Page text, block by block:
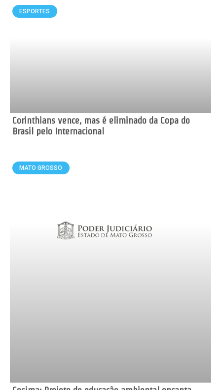
ESPORTES
Corinthians vence, mas é eliminado da Copa do
Brasil pelo Internacional
MATO GROSSO